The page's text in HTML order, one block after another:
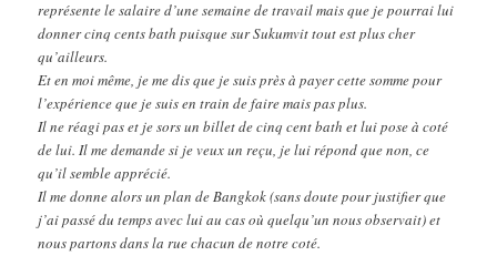
représente le salaire d’une semaine de travail mais que je pourrai lui
donner cinq cents bath puisque sur Sukumvit tout est plus cher
qu’ailleurs.
Et en moi même, je me dis que je suis près à payer cette somme pour
l’expérience que je suis en train de faire mais pas plus.
Il ne réagi pas et je sors un billet de cinq cent bath et lui pose à coté
de lui. Il me demande si je veux un reçu, je lui répond que non, ce
qu’il semble apprécié.
Il me donne alors un plan de Bangkok (sans doute pour justifier que
j’ai passé du temps avec lui au cas où quelqu’un nous observait) et
nous partons dans la rue chacun de notre coté.